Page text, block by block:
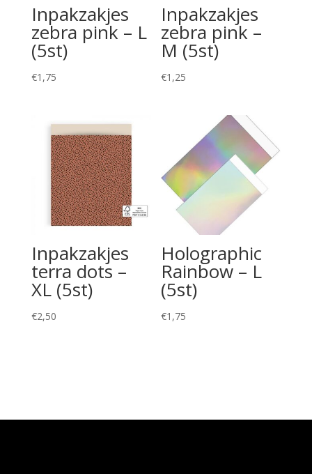
Inpakzakjes
zebra pink – L
(5st)
€1,75
Inpakzakjes
zebra pink –
M (5st)
€1,25
Inpakzakjes
terra dots –
XL (5st)
€2,50
Holographic
Rainbow – L
(5st)
€1,75